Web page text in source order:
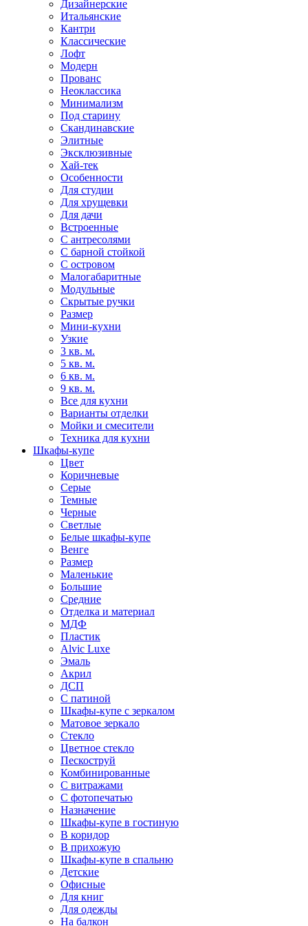
Дизайнерские
Итальянские
Кантри
Классические
Лофт
Модерн
Прованс
Неоклассика
Минимализм
Под старину
Скандинавские
Элитные
Эксклюзивные
Хай-тек
Особенности
Для студии
Для хрущевки
Для дачи
Встроенные
С антресолями
С барной стойкой
С островом
Малогабаритные
Модульные
Скрытые ручки
Размер
Мини-кухни
Узкие
3 кв. м.
5 кв. м.
6 кв. м.
9 кв. м.
Все для кухни
Варианты отделки
Мойки и смесители
Техника для кухни
Шкафы-купе
Цвет
Коричневые
Серые
Темные
Черные
Светлые
Белые шкафы-купе
Венге
Размер
Маленькие
Большие
Средние
Отделка и материал
МДФ
Пластик
Alvic Luxe
Эмаль
Акрил
ДСП
С патиной
Шкафы-купе с зеркалом
Матовое зеркало
Стекло
Цветное стекло
Пескоструй
Комбинированные
С витражами
С фотопечатью
Назначение
Шкафы-купе в гостиную
В коридор
В прихожую
Шкафы-купе в спальню
Детские
Офисные
Для книг
Для одежды
На балкон